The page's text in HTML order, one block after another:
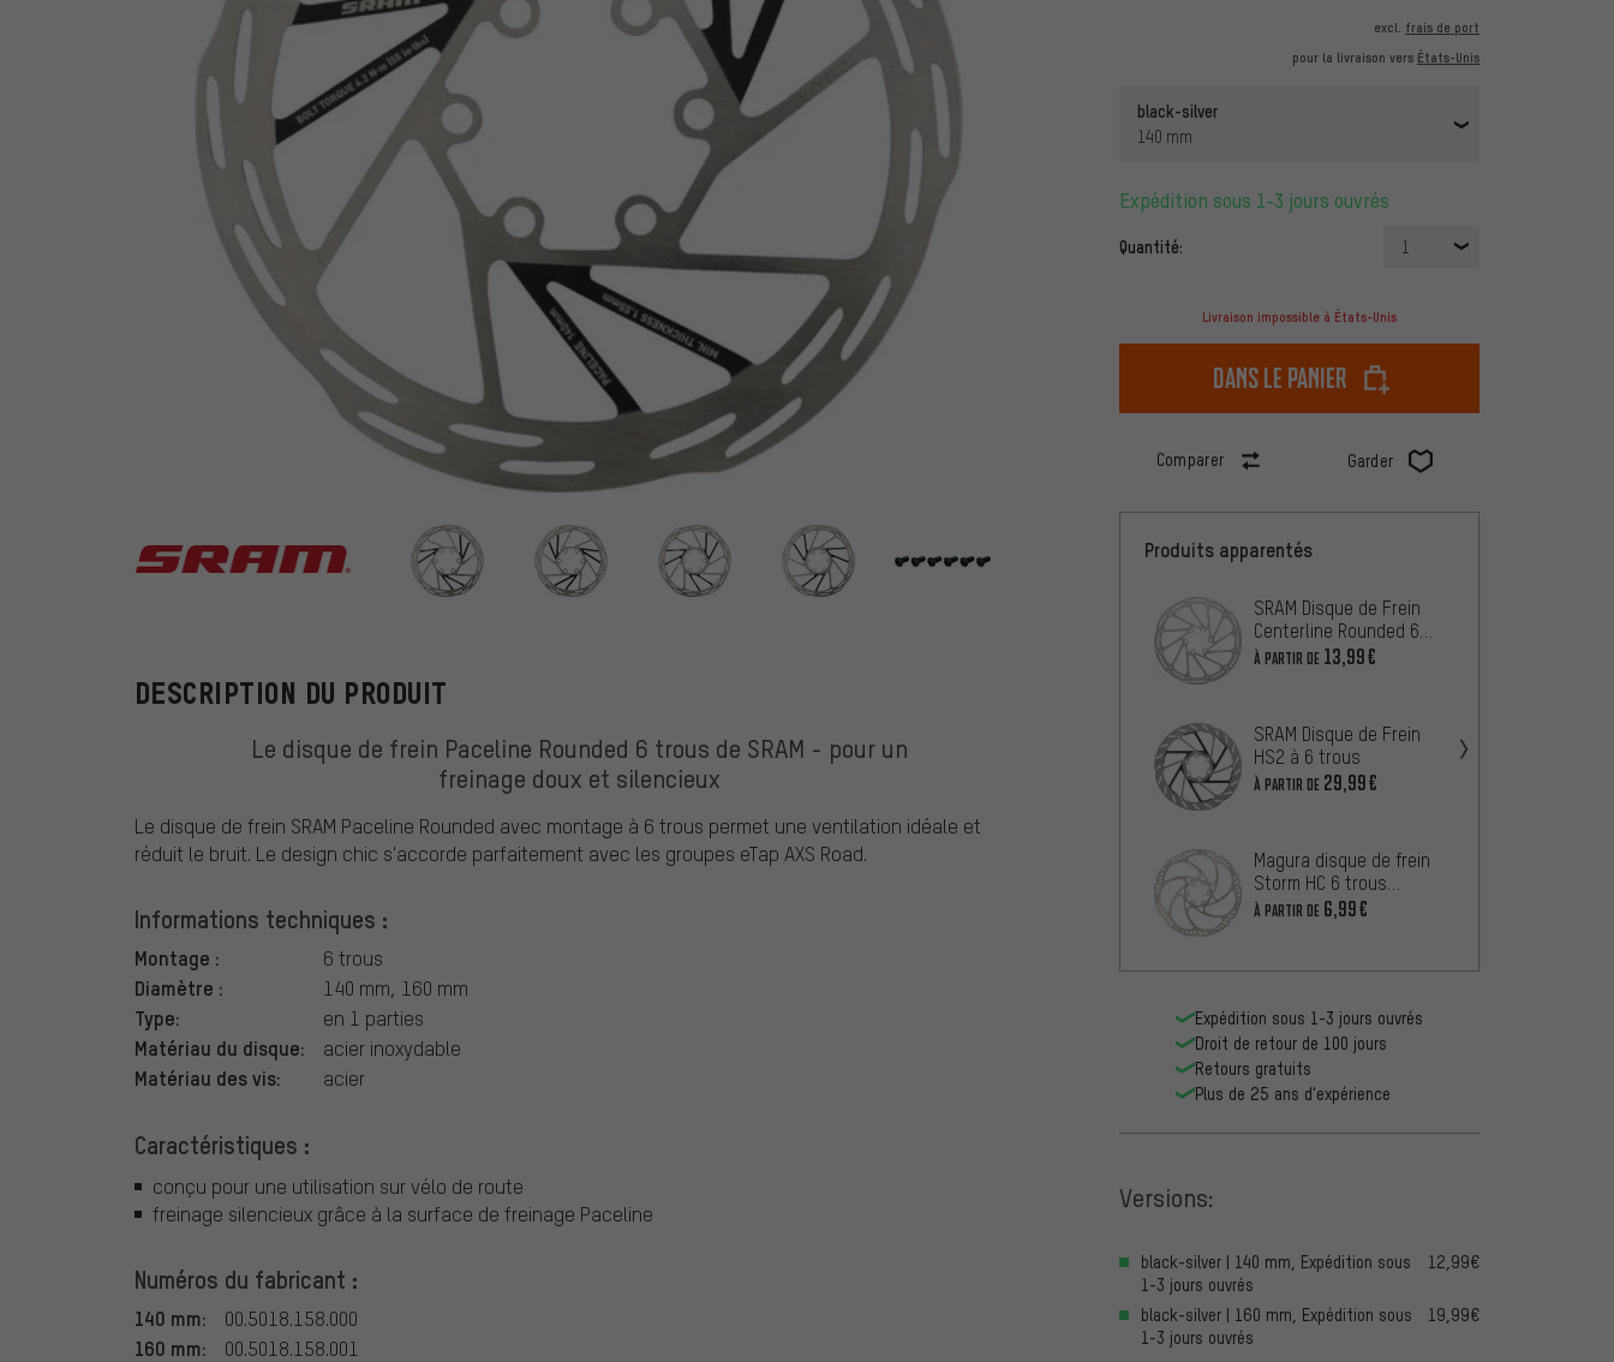
excl. frais de port
pour la livraison vers États-Unis
black-silver
140 mm
Expédition sous 1-3 jours ouvrés
Quantité: 1
Livraison impossible à États-Unis
dans le panier
Comparer Garder
SRAM
DESCRIPTION DU PRODUIT
Le disque de frein Paceline Rounded 6 trous de SRAM - pour un
freinage doux et silencieux
Le disque de frein SRAM Paceline Rounded avec montage à 6 trous permet une ventilation idéale et
réduit le bruit. Le design chic s'accorde parfaitement avec les groupes eTap AXS Road.
Informations techniques :
Montage : 6 trous
Diamètre : 140 mm, 160 mm
Type: en 1 parties
Matériau du disque: acier inoxydable
Matériau des vis: acier
Caractéristiques :
conçu pour une utilisation sur vélo de route
freinage silencieux grâce à la surface de freinage Paceline
Numéros du fabricant :
140 mm: 00.5018.158.000
160 mm: 00.5018.158.001
Produits apparentés
SRAM Disque de Frein
Centerline Rounded 6
trous 1 pièce
À PARTIR DE 13,99€
SRAM Disque de Frein
HS2 à 6 trous
À PARTIR DE 29,99€
Magura disque de frein
Storm HC 6 trous
(emballage atelier)
À PARTIR DE 6,99€
Expédition sous 1-3 jours ouvrés
Droit de retour de 100 jours
Retours gratuits
Plus de 25 ans d'expérience
Versions:
black-silver | 140 mm, Expédition sous
1-3 jours ouvrés
12,99€
black-silver | 160 mm, Expédition sous
1-3 jours ouvrés
19,99€